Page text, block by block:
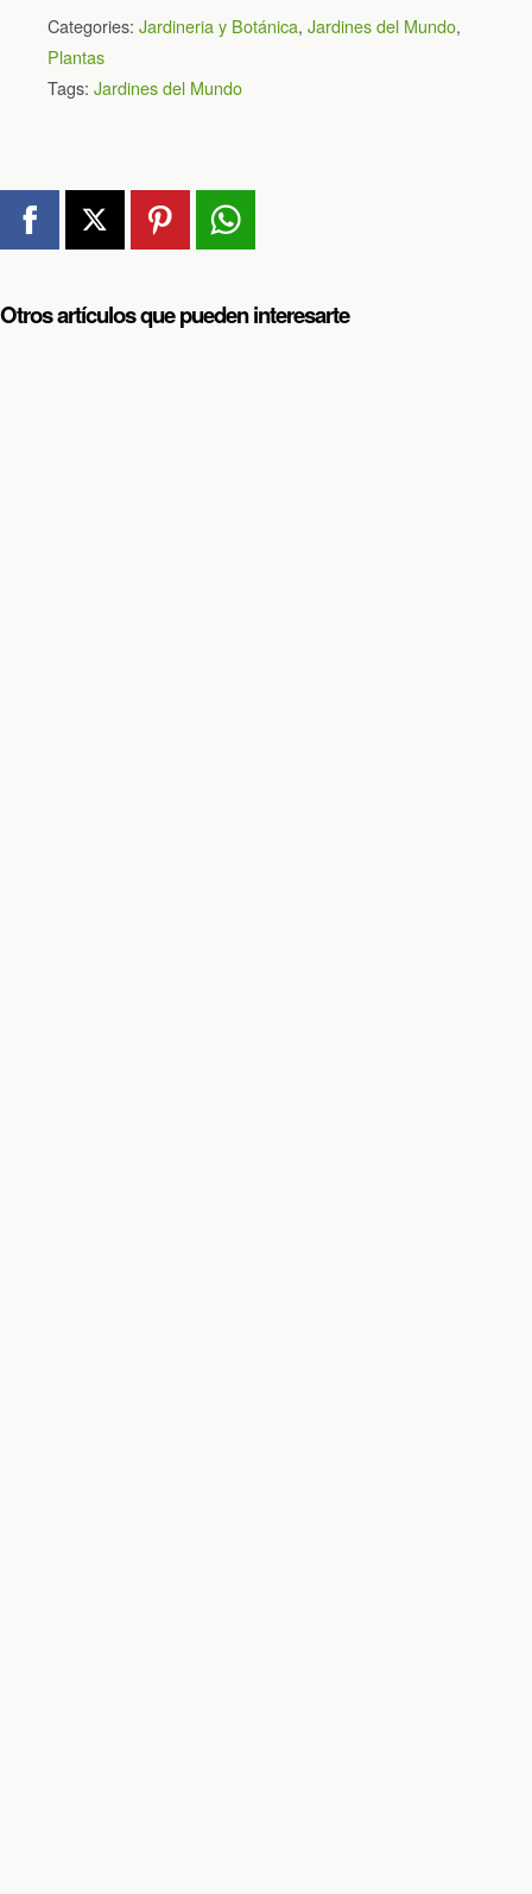
Categories: Jardineria y Botánica, Jardines del Mundo,
Plantas
Tags: Jardines del Mundo
Otros artículos que pueden interesarte